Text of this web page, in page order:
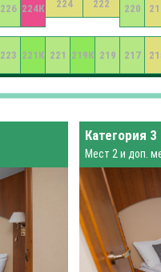
217
219
219К
220
221
221К
222
223
224
224К
226
Категория 3
Мест 2 и доп.